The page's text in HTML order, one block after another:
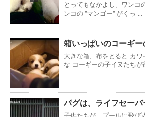
とってもなかよし、ワンコ
ンコの ”マンゴー” がくっ ...
箱いっぱいのコーギー
大きな箱、布をとると カワ
な コーギーの子イヌたちが
パグは、ライフセーバ